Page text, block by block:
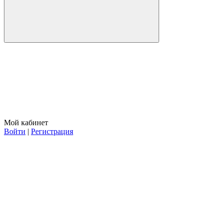
Мой кабинет
Войти | Регистрация